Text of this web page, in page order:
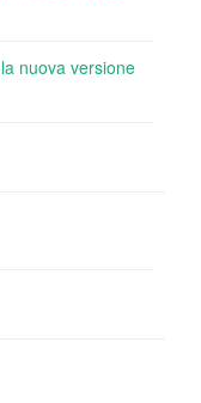
nuova versione